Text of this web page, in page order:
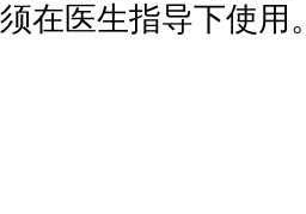
须在医生指导下使用。